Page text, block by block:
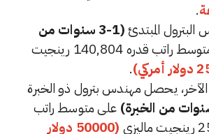
.
المبتدئ
(1-3 سنوات من
على متوسط راتب قدره 140,804 رينجيت
.
يحصل مهندس بترول ذو الخبرة
على متوسط راتب
(50000 دولار